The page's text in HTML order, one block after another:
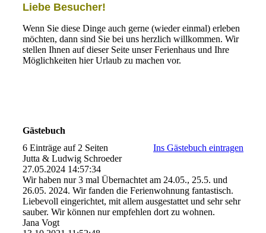
Liebe Besucher!
Wenn Sie diese Dinge auch gerne (wieder einmal) erleben
möchten, dann sind Sie bei uns herzlich willkommen. Wir
stellen Ihnen auf dieser Seite unser Ferienhaus und Ihre
Möglichkeiten hier Urlaub zu machen vor.
Gästebuch
6 Einträge auf 2 Seiten
Ins Gästebuch eintragen
Jutta & Ludwig Schroeder
27.05.2024 14:57:34
Wir haben nur 3 mal Übernachtet am 24.05., 25.5. und
26.05. 2024. Wir fanden die Ferienwohnung fantastisch.
Liebevoll eingerichtet, mit allem ausgestattet und sehr sehr
sauber. Wir können nur empfehlen dort zu wohnen.
Jana Vogt